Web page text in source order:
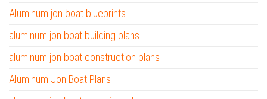
Aluminum jon boat blueprints
aluminum jon boat building plans
aluminum jon boat construction plans
Aluminum Jon Boat Plans